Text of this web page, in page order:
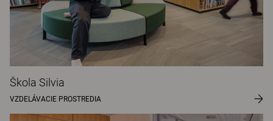
Škola Silvia
VZDELÁVACIE PROSTREDIA